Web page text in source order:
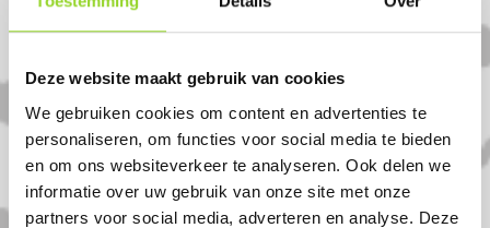
Deze website maakt gebruik van cookies
We gebruiken cookies om content en advertenties te
personaliseren, om functies voor social media te bieden
en om ons websiteverkeer te analyseren. Ook delen we
informatie over uw gebruik van onze site met onze
partners voor social media, adverteren en analyse. Deze
Amsterdam in Amsterdam. U bent van
harte welkom! U bent uiteraard ook
welkom als u uit De aker, Geuzenveld of
Amstelveen komt.